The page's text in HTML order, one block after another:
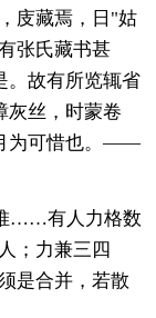
庋藏焉，日"姑
张氏藏书甚
。故有所览辄省
灰丝，时蒙卷
为可惜也。——
……有人力格数
；力兼三四
是合并，若散